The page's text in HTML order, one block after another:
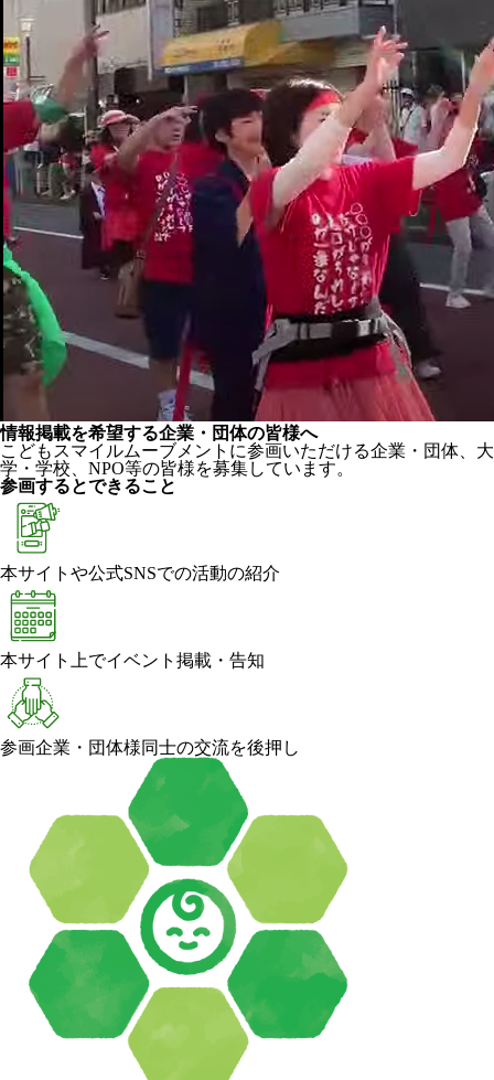
情報掲載を希望する企業・団体の皆様へ
こどもスマイルムーブメントに参画いただける企業・団体、大
学・学校、NPO等の皆様を募集しています。
参画するとできること
本サイトや公式SNSでの活動の紹介
本サイト上でイベント掲載・告知
参画企業・団体様同士の交流を後押し